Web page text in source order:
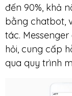
đến 90%, khả
bằng chatbot,
tác.
hỏi, cung cấp
qua quy trình